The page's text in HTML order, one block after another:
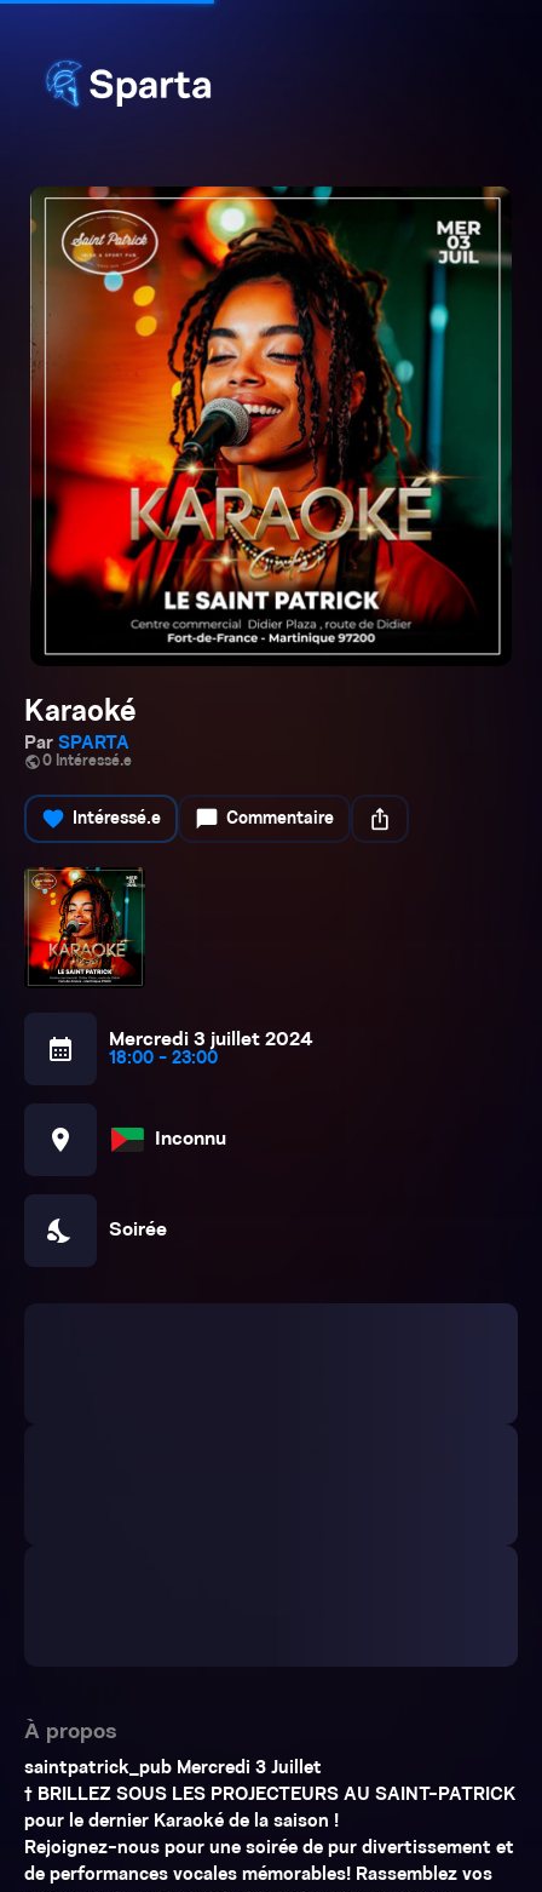
Karaoké
Par SPARTA
public0 Intéressé.e
favorite Intéressé.e chat_bubble Commentaire ios_share
calendar_month Mercredi 3 juillet 2024
18:00 - 23:00
location_on Inconnu
nights_stay Soirée
À propos
saintpatrick_pub Mercredi 3 Juillet
† BRILLEZ SOUS LES PROJECTEURS AU SAINT-PATRICK
pour le dernier Karaoké de la saison !
Rejoignez-nous pour une soirée de pur divertissement et
de performances vocales mémorables! Rassemblez vos